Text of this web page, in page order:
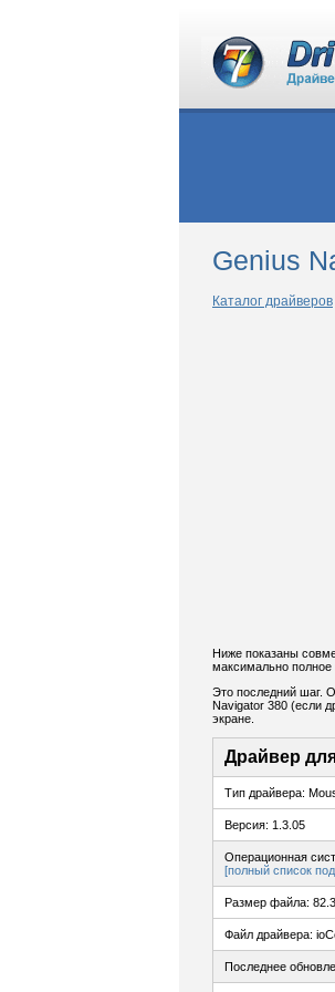
Genius
Каталог драйверов
Ниже показаны
максимально полное
Это последний шаг.
Navigator 380 (если
экране.
Драйвер
Тип драйвера:
Версия: 1.3.05
Операционная
[полный список
Размер файла:
Файл драйвера:
Последнее